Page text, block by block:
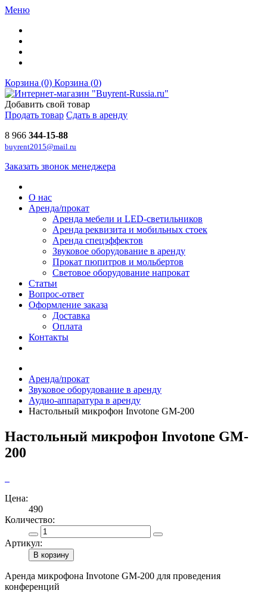
Меню
Корзина (0) Корзина (0)
Добавить свой товар
Продать товар Сдать в аренду
8 966 344-15-88
buyrent2015@mail.ru
Заказать звонок менеджера
О нас
Аренда/прокат
Аренда мебели и LED-светильников
Аренда реквизита и мобильных стоек
Аренда спецэффектов
Звуковое оборудование в аренду
Прокат пюпитров и мольбертов
Световое оборудование напрокат
Статьи
Вопрос-ответ
Оформление заказа
Доставка
Оплата
Контакты
Аренда/прокат
Звуковое оборудование в аренду
Аудио-аппаратура в аренду
Настольный микрофон Invotone GM-200
Настольный микрофон Invotone GM-
200
Цена:
490
Количество:
Артикул:
В корзину
Аренда микрофона Invotone GM-200 для проведения
конференций